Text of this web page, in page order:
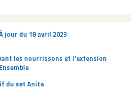
jour du 18 avril 2023
les nourrissons et l'extension
du set Anita